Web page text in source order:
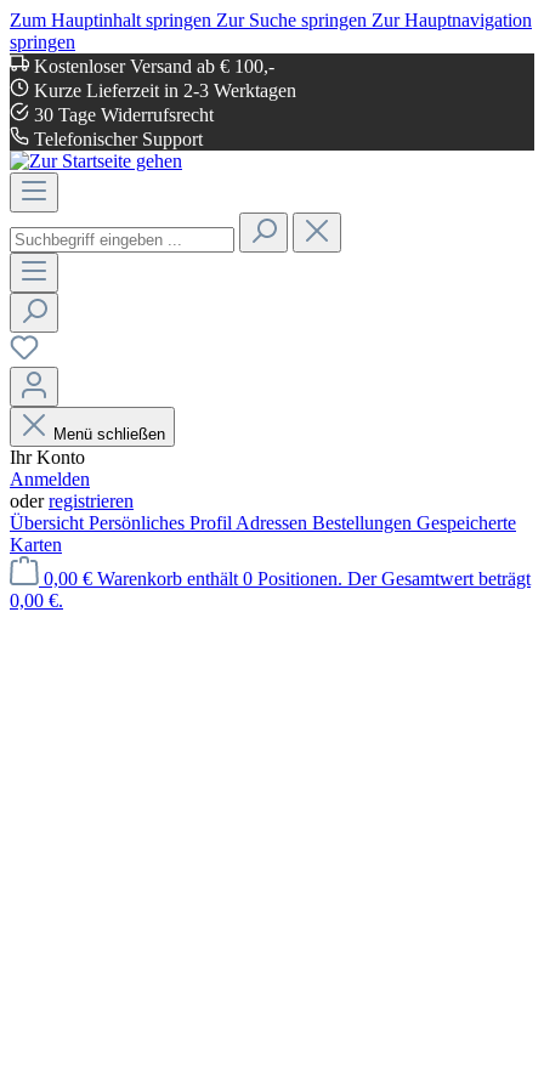
Zum Hauptinhalt springen Zur Suche springen Zur Hauptnavigation
springen
Kostenloser Versand ab € 100,-
Kurze Lieferzeit in 2-3 Werktagen
30 Tage Widerrufsrecht
Telefonischer Support
Menü schließen
Ihr Konto
Anmelden
oderregistrieren
Übersicht Persönliches Profil Adressen Bestellungen Gespeicherte
Karten
0,00 € Warenkorb enthält 0 Positionen. Der Gesamtwert beträgt
0,00 €.